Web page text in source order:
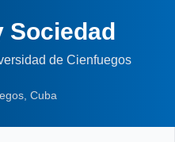
Sociedad
de Cienfuegos
Cuba